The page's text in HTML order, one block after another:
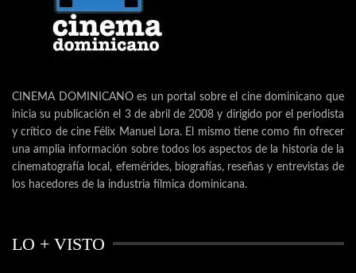
CINEMA DOMINICANO es un portal sobre el cine dominicano que
inicia su publicación el 3 de abril de 2008 y dirigido por el periodista
y crítico de cine Félix Manuel Lora. El mismo tiene como fin ofrecer
una amplia información sobre todos los aspectos de la historia de la
cinematografía local, efemérides, biografías, reseñas y entrevistas de
los hacedores de la industria fílmica dominicana.
LO + VISTO